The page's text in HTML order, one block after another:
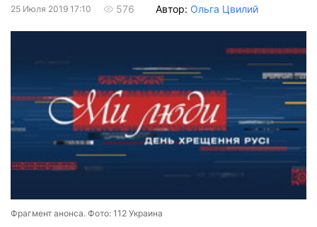
25 Июля 2019 17:10 576 Автор: Ольга Цвилий
Фрагмент анонса. Фото: 112 Украина